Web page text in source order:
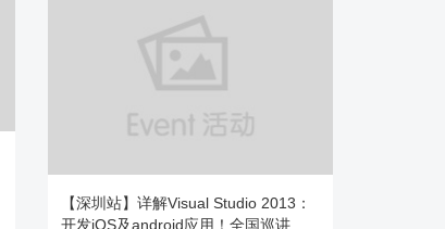
【深圳站】详解Visual Studio 2013：
开发iOS及android应用！全国巡讲